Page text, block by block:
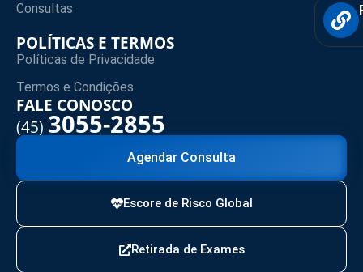
Consultas
POLÍTICAS E TERMOS
Políticas de Privacidade
Termos e Condições
FALE CONOSCO
(45) 3055-2855
Agendar Consulta
Escore de Risco Global
Retirada de Exames